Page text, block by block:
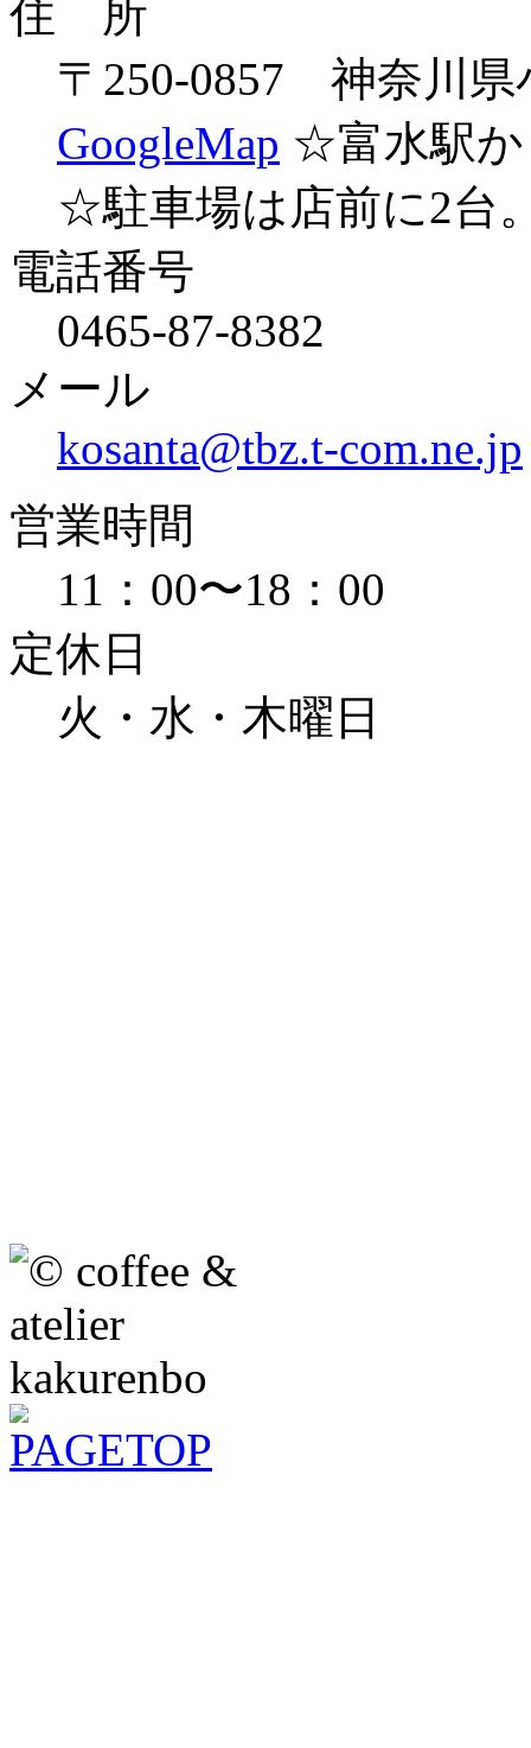
住 所
〒250-0857 神奈川県
GoogleMap ☆富水駅か
☆駐車場は店前に2台
電話番号
0465-87-8382
メール
kosanta@tbz.t-com.ne.jp
営業時間
11：00〜18：00
定休日
火・水・木曜日